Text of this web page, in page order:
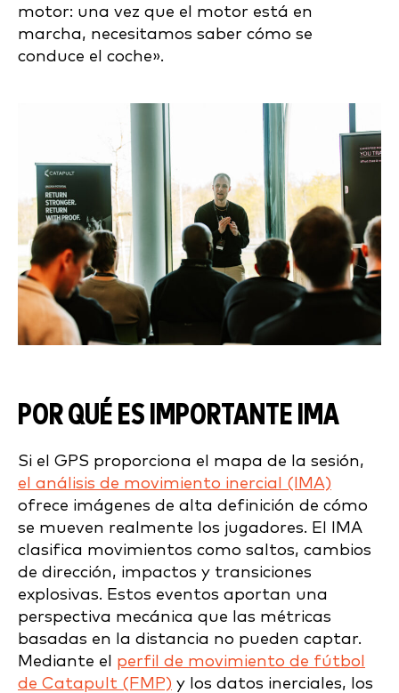
motor: una vez que el motor está en
marcha, necesitamos saber cómo se
conduce el coche».
POR QUÉ ES IMPORTANTE IMA
Si el GPS proporciona el mapa de la sesión,
el análisis de movimiento inercial (IMA)
ofrece imágenes de alta definición de cómo
se mueven realmente los jugadores. El IMA
clasifica movimientos como saltos, cambios
de dirección, impactos y transiciones
explosivas. Estos eventos aportan una
perspectiva mecánica que las métricas
basadas en la distancia no pueden captar.
Mediante el perfil de movimiento de fútbol
de Catapult (FMP) y los datos inerciales, los